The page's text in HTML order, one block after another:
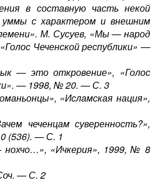
в составную часть некой
уммы с характером и внешним
М. Сусуев, «Мы — народ
Чеченской республики» —
— это откровение», «Голос
— 1998, № 20. — С. 3
«Исламская нация»,
чеченцам суверенность?»,
(536). — С. 1
«Ичкерия», 1999, № 8
— С. 2